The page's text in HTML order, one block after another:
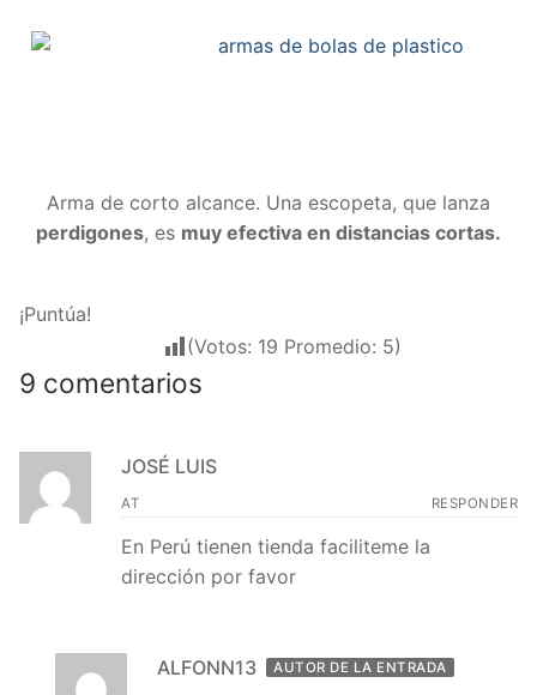
Arma de corto alcance. Una escopeta, que lanza
perdigones, es muy efectiva en distancias cortas.
¡Puntúa!
(Votos: 19 Promedio: 5)
9 comentarios
JOSÉ LUIS
AT RESPONDER
En Perú tienen tienda faciliteme la
dirección por favor
ALFONN13 AUTOR DE LA ENTRADA